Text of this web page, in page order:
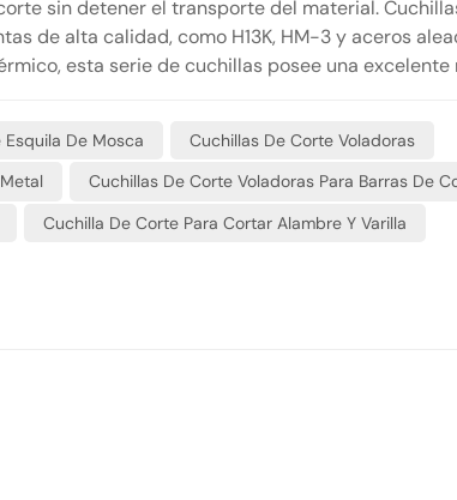
sin detener el transporte del material.
de alta calidad, como H13K, HM-3 y aceros
esta serie de cuchillas posee una
y laminación a alta temperatura, pasando por
ambiente, con una vida útil muy
Esquila De Mosca
Cuchillas De Corte Voladoras
Cuchillas De Corte Voladoras Para Barras De
Cuchilla De Corte Para Cortar Alambre Y Varilla